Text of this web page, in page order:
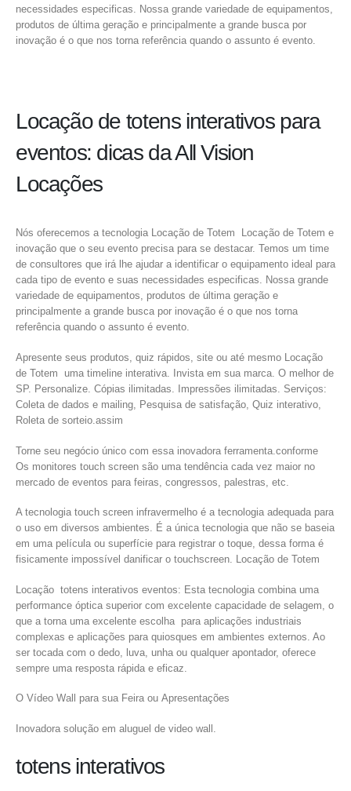
necessidades especificas. Nossa grande variedade de equipamentos,
produtos de última geração e principalmente a grande busca por
inovação é o que nos torna referência quando o assunto é evento.
Locação de totens interativos para
eventos: dicas da All Vision
Locações
Nós oferecemos a tecnologia Locação de Totem Locação de Totem e
inovação que o seu evento precisa para se destacar. Temos um time
de consultores que irá lhe ajudar a identificar o equipamento ideal para
cada tipo de evento e suas necessidades especificas. Nossa grande
variedade de equipamentos, produtos de última geração e
principalmente a grande busca por inovação é o que nos torna
referência quando o assunto é evento.
Apresente seus produtos, quiz rápidos, site ou até mesmo Locação
de Totem uma timeline interativa. Invista em sua marca. O melhor de
SP. Personalize. Cópias ilimitadas. Impressões ilimitadas. Serviços:
Coleta de dados e mailing, Pesquisa de satisfação, Quiz interativo,
Roleta de sorteio.assim
Torne seu negócio único com essa inovadora ferramenta.conforme
Os monitores touch screen são uma tendência cada vez maior no
mercado de eventos para feiras, congressos, palestras, etc.
A tecnologia touch screen infravermelho é a tecnologia adequada para
o uso em diversos ambientes. É a única tecnologia que não se baseia
em uma película ou superfície para registrar o toque, dessa forma é
fisicamente impossível danificar o touchscreen. Locação de Totem
Locação totens interativos eventos: Esta tecnologia combina uma
performance óptica superior com excelente capacidade de selagem, o
que a torna uma excelente escolha para aplicações industriais
complexas e aplicações para quiosques em ambientes externos. Ao
ser tocada com o dedo, luva, unha ou qualquer apontador, oferece
sempre uma resposta rápida e eficaz.
O Vídeo Wall para sua Feira ou Apresentações
Inovadora solução em aluguel de video wall.
totens interativos